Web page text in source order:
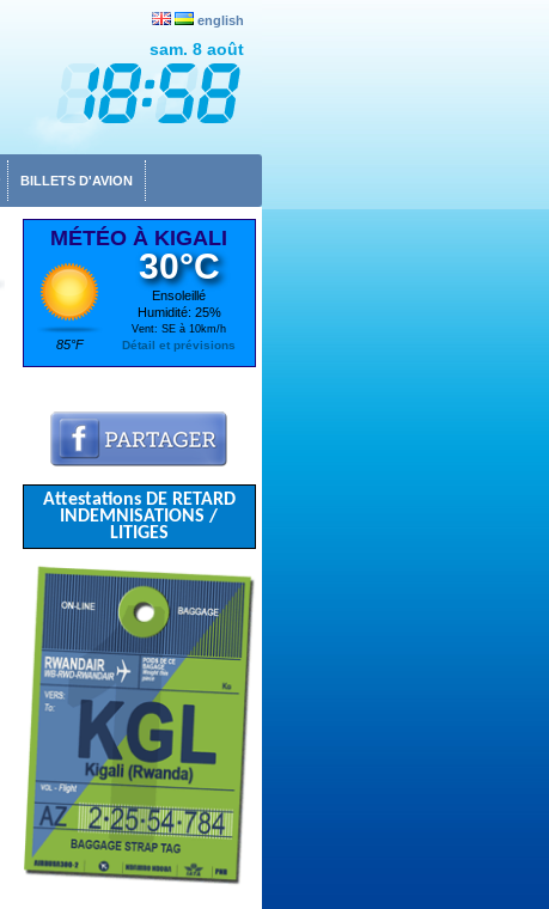
english
sam. 8 août
BILLETS D'AVION
MÉTÉO À KIGALI
85°F
30°C
Ensoleillé
Humidité: 25%
Vent: SE à 10km/h
Détail et prévisions
Attestations DE RETARD
INDEMNISATIONS /
LITIGES